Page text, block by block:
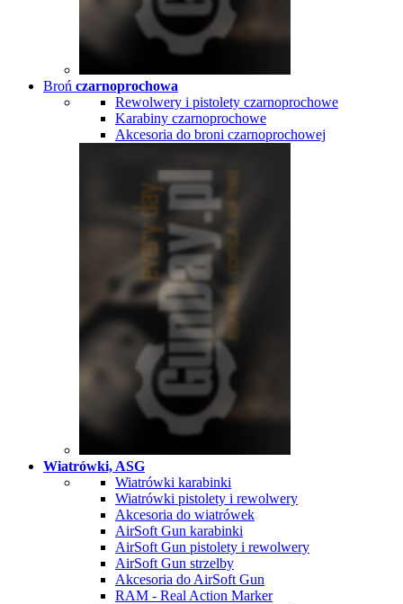
Broń czarnoprochowa
Rewolwery i pistolety czarnoprochowe
Karabiny czarnoprochowe
Akcesoria do broni czarnoprochowej
Wiatrówki, ASG
Wiatrówki karabinki
Wiatrówki pistolety i rewolwery
Akcesoria do wiatrówek
AirSoft Gun karabinki
AirSoft Gun pistolety i rewolwery
AirSoft Gun strzelby
Akcesoria do AirSoft Gun
RAM - Real Action Marker